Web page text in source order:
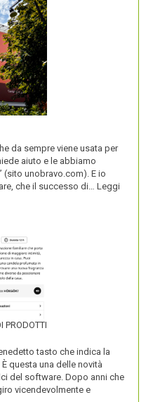
da sempre viene usata per
aiuto e le abbiamo
(sito unobravo.com). E io
che il successo di… Leggi
PRODOTTI
tasto che indica la
questa una delle novità
del software. Dopo anni che
vicendevolmente e